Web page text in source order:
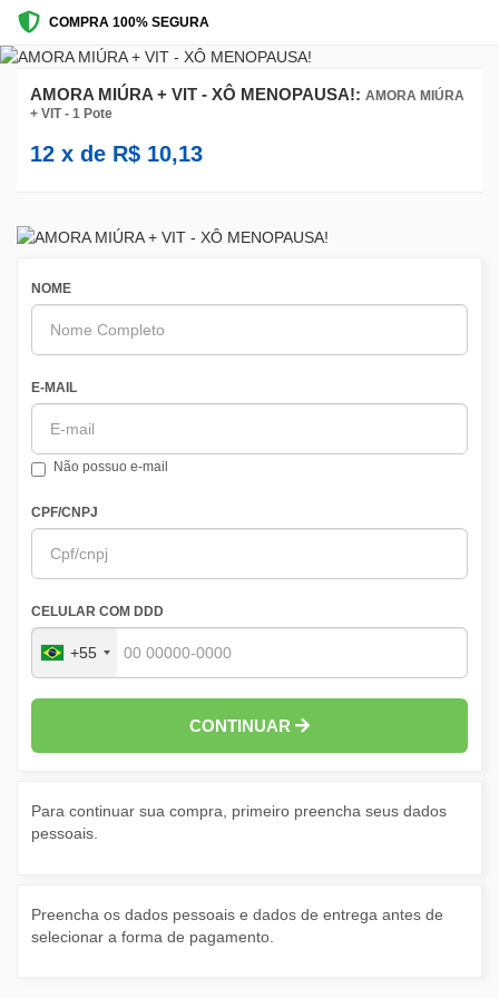
COMPRA 100% SEGURA
AMORA MIÚRA + VIT - XÔ MENOPAUSA!: AMORA MIÚRA
+ VIT - 1 Pote
12 x de R$ 10,13
NOME
E-MAIL
Não possuo e-mail
CPF/CNPJ
CELULAR COM DDD
+55
CONTINUAR
Para continuar sua compra, primeiro preencha seus dados
pessoais.
Preencha os dados pessoais e dados de entrega antes de
selecionar a forma de pagamento.